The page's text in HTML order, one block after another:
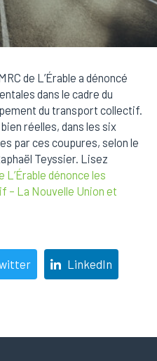
de L’Érable a dénoncé
dans le cadre du
du transport collectif.
réelles, dans les six
par ces coupures, selon le
Teyssier. Lisez
L’Érable dénonce les
– La Nouvelle Union et
LinkedIn